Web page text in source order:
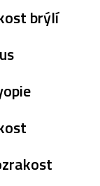
brýlí